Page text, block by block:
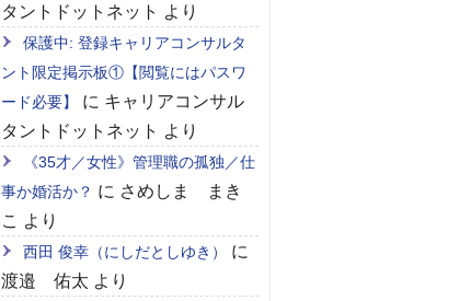
タントドットネット より
保護中: 登録キャリアコンサルタ
ント限定掲示板①【閲覧にはパスワ
ード必要】
に キャリアコンサル
タントドットネット より
《35才／女性》管理職の孤独／仕
事か婚活か？ に さめしま まき
こ より
西田 俊幸（にしだとしゆき）
に
渡邉 佑太 より